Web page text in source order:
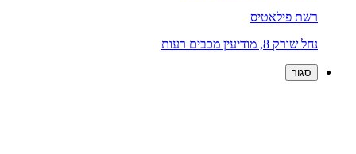
רשת פילאטיס
נחל שורק 8, מודיעין מכבים רעות
סגור